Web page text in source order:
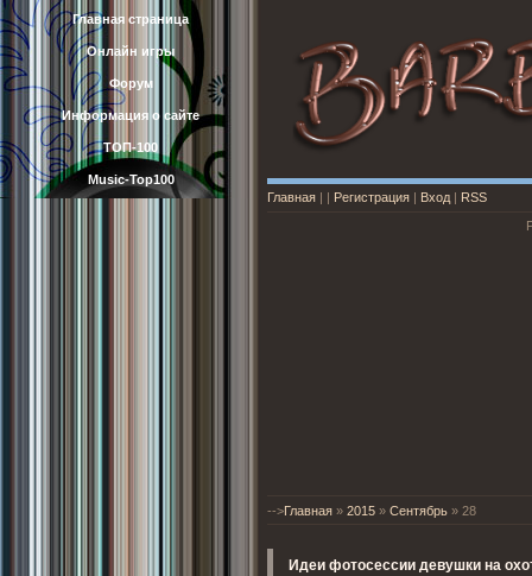
Главная страница
Онлайн игры
Форум
Информация о сайте
ТОП-100
Music-Top100
Главная
Регистрация Вход
RSS
-->Главная » 2015 » Сентябрь » 28
Идеи фотосессии девушки на